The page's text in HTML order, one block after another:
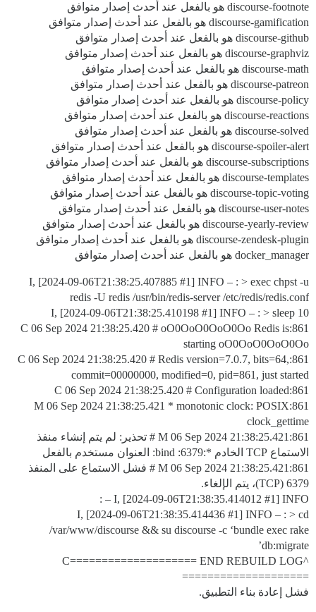
discourse-footnote هو بالفعل عند أحدث إصدار متوافق
discourse-gamification هو بالفعل عند أحدث إصدار متوافق
discourse-github هو بالفعل عند أحدث إصدار متوافق
discourse-graphviz هو بالفعل عند أحدث إصدار متوافق
discourse-math هو بالفعل عند أحدث إصدار متوافق
discourse-patreon هو بالفعل عند أحدث إصدار متوافق
discourse-policy هو بالفعل عند أحدث إصدار متوافق
discourse-reactions هو بالفعل عند أحدث إصدار متوافق
discourse-solved هو بالفعل عند أحدث إصدار متوافق
discourse-spoiler-alert هو بالفعل عند أحدث إصدار متوافق
discourse-subscriptions هو بالفعل عند أحدث إصدار متوافق
discourse-templates هو بالفعل عند أحدث إصدار متوافق
discourse-topic-voting هو بالفعل عند أحدث إصدار متوافق
discourse-user-notes هو بالفعل عند أحدث إصدار متوافق
discourse-yearly-review هو بالفعل عند أحدث إصدار متوافق
discourse-zendesk-plugin هو بالفعل عند أحدث إصدار متوافق
docker_manager هو بالفعل عند أحدث إصدار متوافق
I, [2024-09-06T21:38:25.407885 #1] INFO – : > exec chpst -u
redis -U redis /usr/bin/redis-server /etc/redis/redis.conf
I, [2024-09-06T21:38:25.410198 #1] INFO – : > sleep 10
861:C 06 Sep 2024 21:38:25.420 # oO0OoO0OoO0Oo Redis is
starting oO0OoO0OoO0Oo
861:C 06 Sep 2024 21:38:25.420 # Redis version=7.0.7, bits=64,
commit=00000000, modified=0, pid=861, just started
861:C 06 Sep 2024 21:38:25.420 # Configuration loaded
861:M 06 Sep 2024 21:38:25.421 * monotonic clock: POSIX
clock_gettime
861:M 06 Sep 2024 21:38:25.421 # تحذير: لم يتم إنشاء منفذ
الاستماع TCP الخادم *:6379: bind: العنوان مستخدم بالفعل
861:M 06 Sep 2024 21:38:25.421 # فشل الاستماع على المنفذ
6379 (TCP)، يتم الإلغاء.
I, [2024-09-06T21:38:35.414012 #1] INFO – :
I, [2024-09-06T21:38:35.414436 #1] INFO – : > cd
/var/www/discourse && su discourse -c ‘bundle exec rake
db:migrate’
^C==================== END REBUILD LOG
====================
فشل إعادة بناء التطبيق.